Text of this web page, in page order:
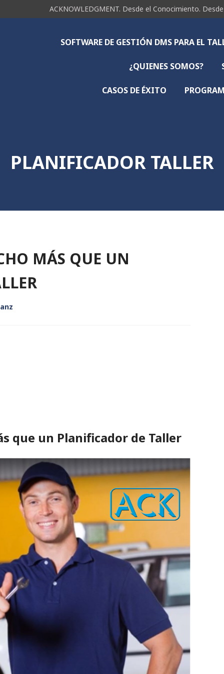
ACKNOWLEDGMENT. Desde el Conocimiento.
SOFTWARE DE GESTIÓN DMS PARA EL
¿QUIENES SOMOS?
CASOS DE ÉXITO
PLANIFICADOR TALLER
MÁS QUE UN
que un Planificador de Taller